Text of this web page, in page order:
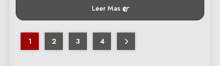
Leer Mas
1 2 3 4